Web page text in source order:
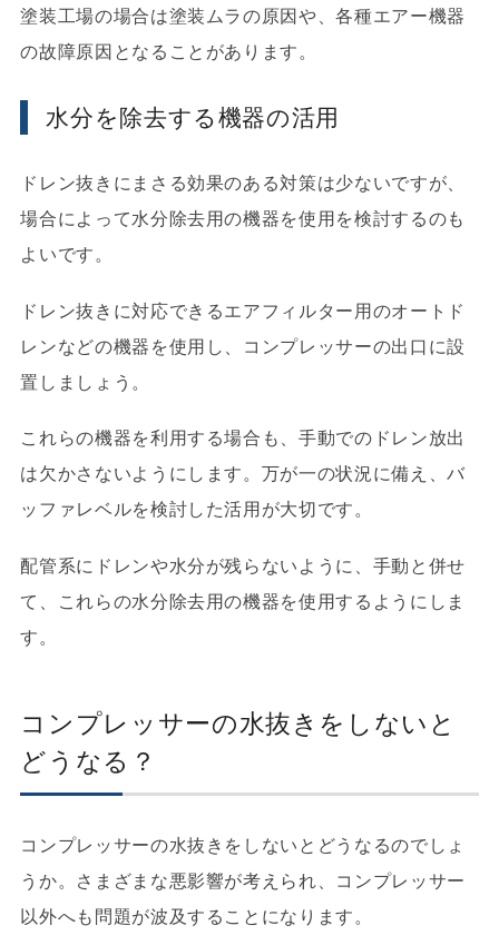
塗装工場の場合は塗装ムラの原因や、各種エアー機器
の故障原因となることがあります。
水分を除去する機器の活用
ドレン抜きにまさる効果のある対策は少ないですが、
場合によって水分除去用の機器を使用を検討するのも
よいです。
ドレン抜きに対応できるエアフィルター用のオートド
レンなどの機器を使用し、コンプレッサーの出口に設
置しましょう。
これらの機器を利用する場合も、手動でのドレン放出
は欠かさないようにします。万が一の状況に備え、バ
ッファレベルを検討した活用が大切です。
配管系にドレンや水分が残らないように、手動と併せ
て、これらの水分除去用の機器を使用するようにしま
す。
コンプレッサーの水抜きをしないと
どうなる？
コンプレッサーの水抜きをしないとどうなるのでしょ
うか。さまざまな悪影響が考えられ、コンプレッサー
以外へも問題が波及することになります。